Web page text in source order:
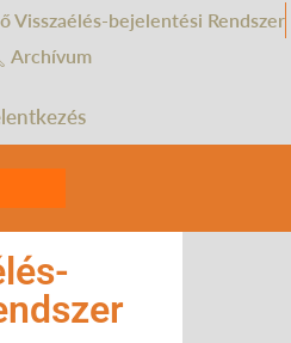
Visszaélés-bejelentési Rendszer
Archívum